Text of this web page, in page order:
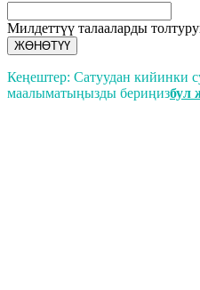
Милдеттүү талааларды
ЖӨНӨТҮҮ
Кеңештер: Сатуудан кийинки
маалыматыңызды бериңизбул